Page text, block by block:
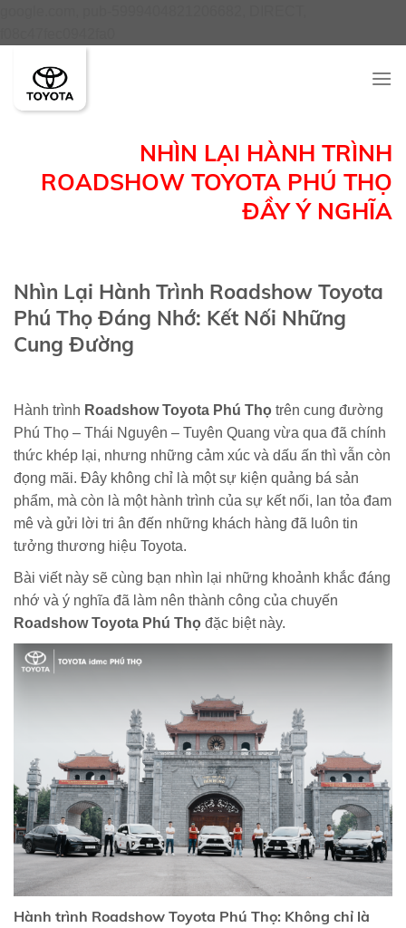
NHÌN LẠI HÀNH TRÌNH
ROADSHOW TOYOTA PHÚ THỌ
ĐẦY Ý NGHĨA
Nhìn Lại Hành Trình Roadshow Toyota
Phú Thọ Đáng Nhớ: Kết Nối Những
Cung Đường
Hành trình Roadshow Toyota Phú Thọ trên cung đường
Phú Thọ – Thái Nguyên – Tuyên Quang vừa qua đã chính
thức khép lại, nhưng những cảm xúc và dấu ấn thì vẫn còn
đọng mãi. Đây không chỉ là một sự kiện quảng bá sản
phẩm, mà còn là một hành trình của sự kết nối, lan tỏa đam
mê và gửi lời tri ân đến những khách hàng đã luôn tin
tưởng thương hiệu Toyota.
Bài viết này sẽ cùng bạn nhìn lại những khoảnh khắc đáng
nhớ và ý nghĩa đã làm nên thành công của chuyến
Roadshow Toyota Phú Thọ đặc biệt này.
Hành trình Roadshow Toyota Phú Thọ: Không chỉ là